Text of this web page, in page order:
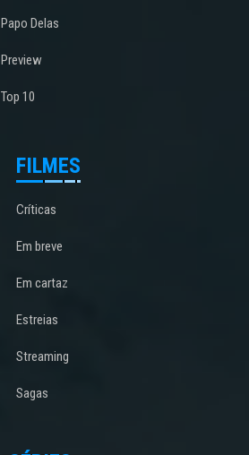
Papo Delas
Preview
Top 10
FILMES
Críticas
Em breve
Em cartaz
Estreias
Streaming
Sagas